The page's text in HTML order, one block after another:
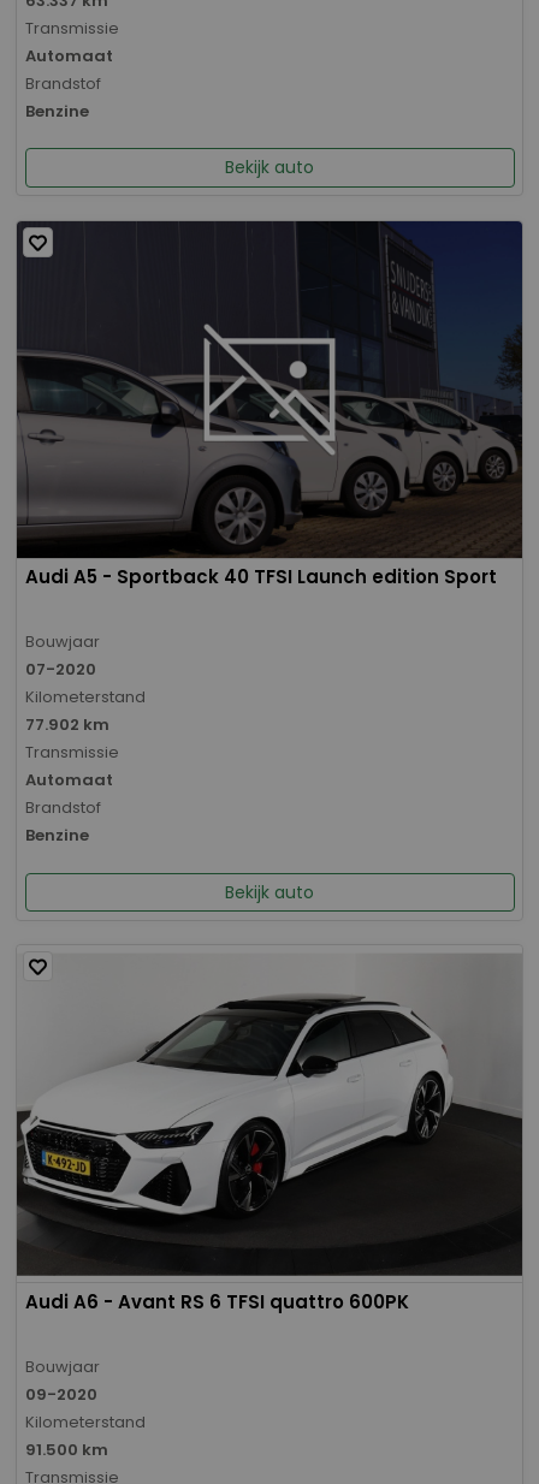
Transmissie
Automaat
Brandstof
Benzine
Bekijk auto
Audi A5 - Sportback 40 TFSI Launch edition Sport
Bouwjaar
07-2020
Kilometerstand
77.902 km
Transmissie
Automaat
Brandstof
Benzine
Bekijk auto
Audi A6 - Avant RS 6 TFSI quattro 600PK
Bouwjaar
09-2020
Kilometerstand
91.500 km
Transmissie